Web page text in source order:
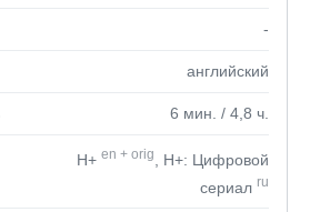
-
английский
6 мин. / 4,8 ч.
H+ en + orig
, H+: Цифровой
сериал ru